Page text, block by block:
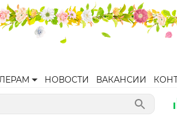
НОВОСТИ ВАКАНСИИ